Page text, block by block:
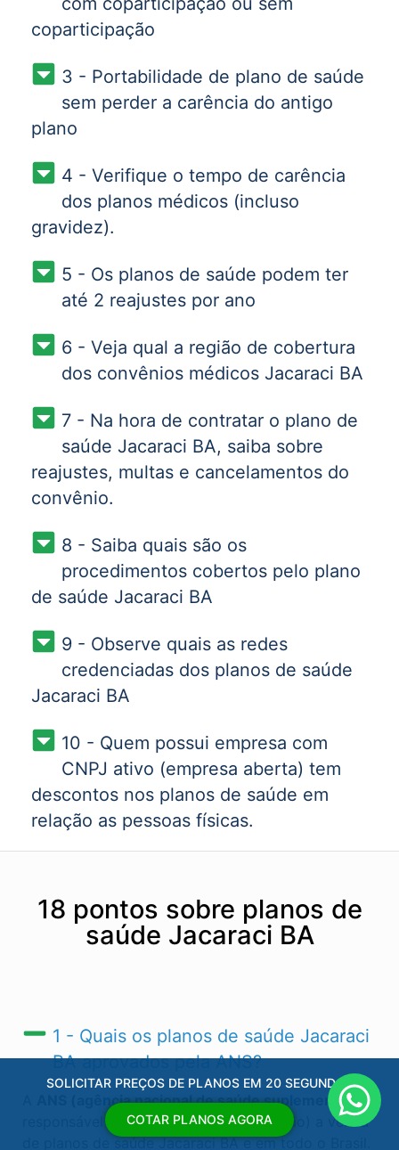
coparticipação
3 - Portabilidade de plano de saúde
sem perder a carência do antigo
plano
4 - Verifique o tempo de carência
dos planos médicos (incluso
gravidez).
5 - Os planos de saúde podem ter
até 2 reajustes por ano
6 - Veja qual a região de cobertura
dos convênios médicos Jacaraci BA
7 - Na hora de contratar o plano de
saúde Jacaraci BA, saiba sobre
reajustes, multas e cancelamentos do
convênio.
8 - Saiba quais são os
procedimentos cobertos pelo plano
de saúde Jacaraci BA
9 - Observe quais as redes
credenciadas dos planos de saúde
Jacaraci BA
10 - Quem possui empresa com
CNPJ ativo (empresa aberta) tem
descontos nos planos de saúde em
relação as pessoas físicas.
18 pontos sobre planos de
saúde Jacaraci BA
1 - Quais os planos de saúde Jacaraci
BA​ aprovados pela ANS?
ANS (agência nacional de saúde suplementar)é
responsável por regular (autorizas ou não) a venda
de planos de saúde Jacaraci BA​ e em todo o Brasil.
SOLICITAR PREÇOS DE PLANOS EM 20 SEGUNDOS
COTAR PLANOS AGORA